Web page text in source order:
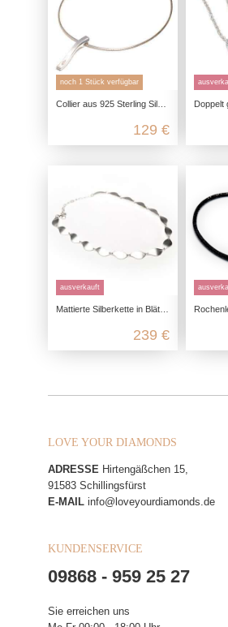
noch 1 Stück verfügbar
Collier aus 925 Sterling Silber, seidenmatt poliert mit Zirkonia
129 €
Doppelt geschwungene
ausverkauft
Mattierte Silberkette in Blätteroptik
239 €
LOVE YOUR DIAMONDS
ADRESSE Hirtengäßchen 15,
91583 Schillingsfürst
E-MAIL info@loveyourdiamonds.de
KUNDENSERVICE
09868 - 959 25 27
Sie erreichen uns